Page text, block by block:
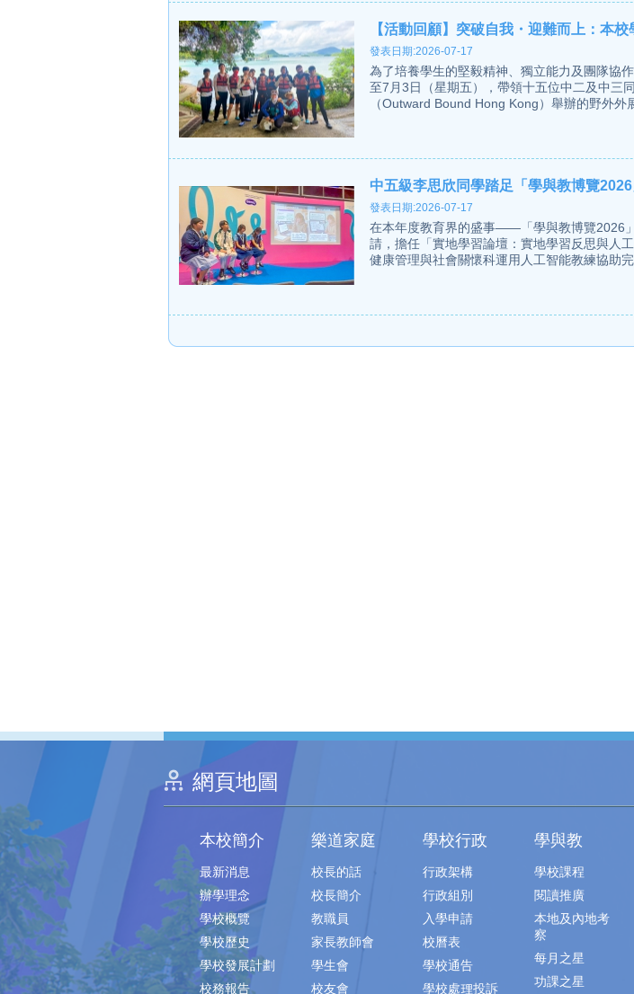
【活動回顧】突破自我・迎難而上：本
發表日期:2026-07-17
為了培養學生的堅毅精神、獨立能力及團隊協
至7月3日（星期五），帶領十五位中二及中三
（Outward Bound Hong Kong）舉辦的野外外
中五級李思欣同學踏足「學與教博覽
發表日期:2026-07-17
在本年度教育界的盛事——「學與教博覽2026
請，擔任「實地學習論壇：實地學習反思與人
健康管理與社會關懷科運用人工智能教練協助完
網頁地圖
本校簡介
最新消息
辦學理念
學校概覽
學校歷史
學校發展計劃
校務報告
樂道家庭
校長的話
校長簡介
教職員
家長教師會
學生會
校友會
學校行政
行政架構
行政組別
入學申請
校曆表
學校通告
學校處理投訴
學與教
學校課程
閱讀推廣
本地及內地考
察
每月之星
功課之星